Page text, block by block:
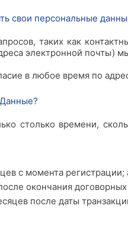
свои персональные
таких как
электронной почты)
в любое время по
столько времени,
с момента
окончания
после даты